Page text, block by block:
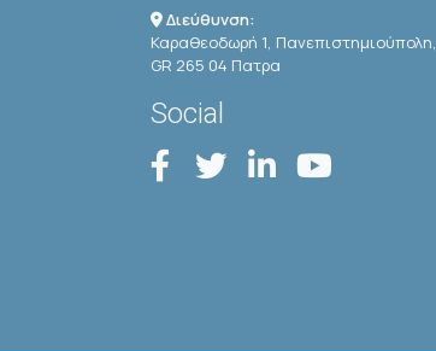
Διεύθυνση:
Καραθεοδωρή 1, Πανεπιστημιούπολη,
GR 265 04 Πατρα
Social